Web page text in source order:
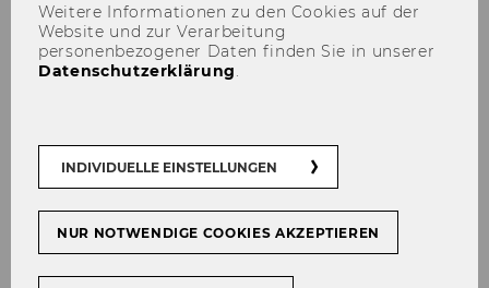
Mitteilungsblatt vom 21. November 2007, 9.
Forschungsinstitut
Weitere Informationen zu den Cookies auf der
Website und zur Verarbeitung
personenbezogener Daten finden Sie in unserer
Datenschutzerklärung.
INDIVIDUELLE EINSTELLUNGEN
NUR NOTWENDIGE COOKIES AKZEPTIEREN